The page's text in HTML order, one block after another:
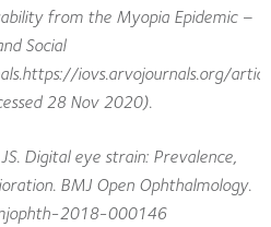
from the Myopia Epidemic –
Social
iovs.arvojournals.org/
28 Nov 2020).
Digital eye strain: Prevalence,
BMJ Open Ophthalmology.
2018-000146